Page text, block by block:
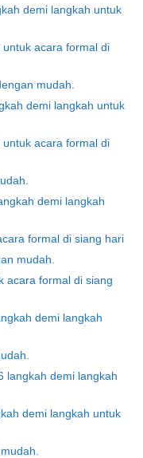
demi langkah untuk
acara formal di
mudah.
demi langkah untuk
acara formal di
demi langkah
formal di siang hari
mudah.
acara formal di siang
demi langkah
langkah demi langkah
demi langkah untuk